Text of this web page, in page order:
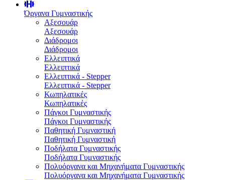
Όργανα Γυμναστικής
Αξεσουάρ
Αξεσουάρ
Διάδρομοι
Διάδρομοι
Ελλειπτικά
Ελλειπτικά
Ελλειπτικά - Stepper
Ελλειπτικά - Stepper
Κωπηλατικές
Κωπηλατικές
Πάγκοι Γυμναστικής
Πάγκοι Γυμναστικής
Παθητική Γυμναστική
Παθητική Γυμναστική
Ποδήλατα Γυμναστικής
Ποδήλατα Γυμναστικής
Πολυόργανα και Μηχανήματα Γυμναστικής
Πολυόργανα και Μηχανήματα Γυμναστικής